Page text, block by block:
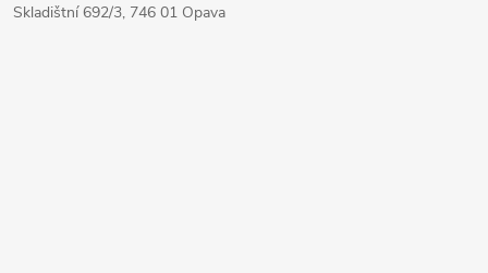
Skladištní 692/3, 746 01 Opava